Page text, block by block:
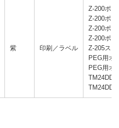
紫 印刷／ラベル
Z-200ポ
Z-200ポ
Z-200ポ
Z-200ポ
Z-205ス
PEG用オ
PEG用オ
TM24DD
TM24DD